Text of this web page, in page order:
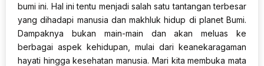
bumi ini. Hal ini tentu menjadi salah satu tantangan terbesar
yang dihadapi manusia dan makhluk hidup di planet Bumi.
Dampaknya bukan main-main dan akan meluas ke
berbagai aspek kehidupan, mulai dari keanekaragaman
hayati hingga kesehatan manusia. Mari kita membuka mata